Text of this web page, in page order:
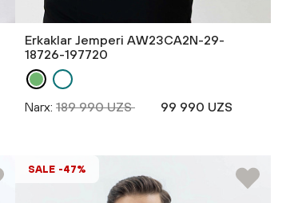
Erkaklar Jemperi AW23CA2N-29-
18726-197720
Narx: 189 990 UZS 99 990 UZS
SALE -47%